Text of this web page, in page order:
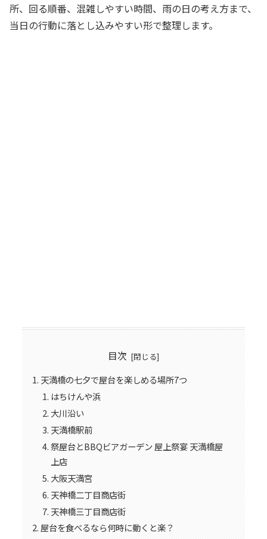
所、回る順番、混雑しやすい時間、雨の日の考え方まで、
当日の行動に落とし込みやすい形で整理します。
目次
天満橋の七夕で屋台を楽しめる場所7つ
はちけんや浜
大川沿い
天満橋駅前
祭屋台とBBQビアガーデン 屋上祭宴 天満橋屋
上店
大阪天満宮
天神橋二丁目商店街
天神橋三丁目商店街
屋台を食べるなら何時に動くと楽？